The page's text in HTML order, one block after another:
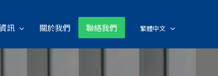
訊 關於我們 聯絡我們 繁體中文